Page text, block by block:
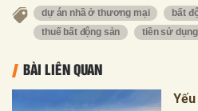
dự án nhầ ở thương mại bất
thuế bất động sản
tiền sử
BÀI LIÊN QUAN